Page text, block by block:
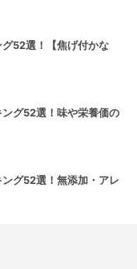
52選！【焦げ付かな
グ52選！味や栄養価の
グ52選！無添加・アレ